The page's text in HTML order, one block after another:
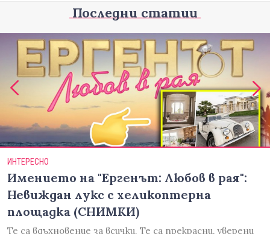
Последни статии
ИНТЕРЕСНО
Имението на "Ергенът: Любов в рая":
Невиждан лукс с хеликоптерна
площадка (СНИМКИ)
Те са вдъхновение за всички. Те са прекрасни, уверени